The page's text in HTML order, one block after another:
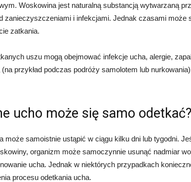
Woskowina jest naturalną substancją wytwarzaną
zanieczyszczeniami i infekcjami. Jednak czasami może
zatkania.
uszu mogą obejmować infekcje ucha, alergie,
przykład podczas podróży samolotem lub
ucho może się samo odetkać?
może samoistnie ustąpić w ciągu kilku dni lub tygodni.
organizm może samoczynnie usunąć nadmiar
ucha. Jednak w niektórych przypadkach
procesu odetkania ucha.